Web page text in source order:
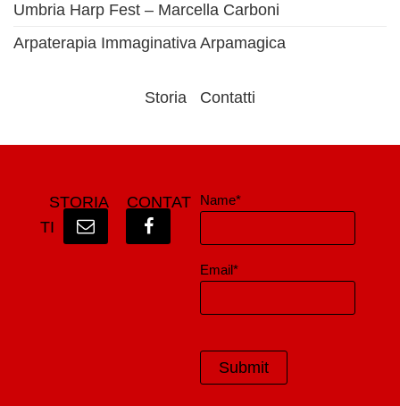
Umbria Harp Fest – Marcella Carboni
Arpaterapia Immaginativa Arpamagica
Storia Contatti
STORIA
CONTAT
TI
Name*
Email*